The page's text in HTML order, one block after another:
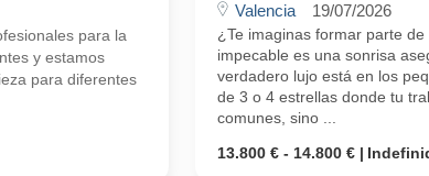
para la
y estamos
para diferentes
Valencia 19/07/2026
¿Te imaginas formar parte
impecable es una sonrisa
verdadero lujo está en los
de 3 o 4 estrellas donde tu
comunes, sino ...
13.800 € - 14.800 €